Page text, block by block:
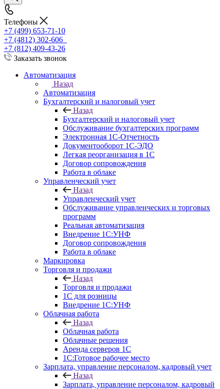
Телефоны
+7 (499) 653-71-10
+7 (4812) 302-606
+7 (812) 409-43-26
Заказать звонок
Автоматизация
Назад
Автоматизация
Бухгалтерский и налоговый учет
Назад
Бухгалтерский и налоговый учет
Обслуживание бухгалтерских программ
Электронная 1С-Отчетность
Документооборот 1С-ЭДО
Легкая реорганизация в 1С
Договор сопровождения
Работа в облаке
Управленческий учет
Назад
Управленческий учет
Обслуживание управленческих и торговых
программ
Реальная автоматизация
Внедрение 1С:УНФ
Договор сопровождения
Работа в облаке
Маркировка
Торговля и продажи
Назад
Торговля и продажи
1С для розницы
Внедрение 1С:УНФ
Облачная работа
Назад
Облачная работа
Облачные решения
Аренда серверов 1С
1C:Готовое рабочее место
Зарплата, управление персоналом, кадровый учет
Назад
Зарплата, управление персоналом, кадровый